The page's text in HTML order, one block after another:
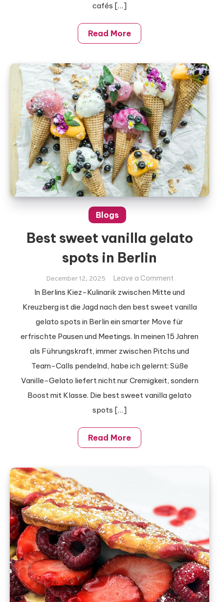
cafés […]
Read More
Blogs
Best sweet vanilla gelato
spots in Berlin
December 12, 2025 Leave a Commenton
Best
gelato
spots
in
Berlin
In Berlins Kiez-Kulinarik zwischen Mitte und
Kreuzberg ist die Jagd nach den best sweet vanilla
gelato spots in Berlin ein smarter Move für
erfrischte Pausen und Meetings. In meinen 15 Jahren
als Führungskraft, immer zwischen Pitchs und
Team-Calls pendelnd, habe ich gelernt: Süße
Vanille-Gelato liefert nicht nur Cremigkeit, sondern
Boost mit Klasse. Die best sweet vanilla gelato
spots […]
Read More